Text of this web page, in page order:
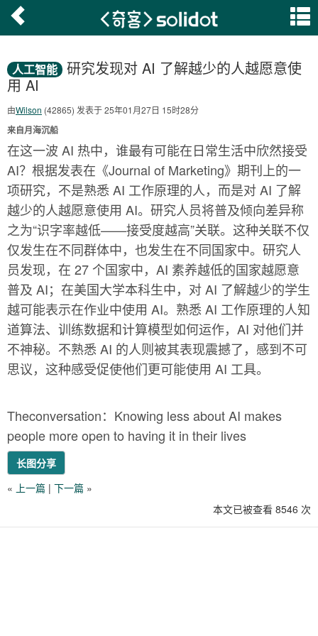
人工智能 研究发现对 AI 了解越少的人越愿意使
用 AI
由Wilson (42865) 发表于 25年01月27日 15时28分
来自月海沉船
在这一波 AI 热中，谁最有可能在日常生活中欣然接受
AI？根据发表在《Journal of Marketing》期刊上的一
项研究，不是熟悉 AI 工作原理的人，而是对 AI 了解
越少的人越愿意使用 AI。研究人员将普及倾向差异称
之为“识字率越低——接受度越高”关联。这种关联不仅
仅发生在不同群体中，也发生在不同国家中。研究人
员发现，在 27 个国家中，AI 素养越低的国家越愿意
普及 AI；在美国大学本科生中，对 AI 了解越少的学生
越可能表示在作业中使用 AI。熟悉 AI 工作原理的人知
道算法、训练数据和计算模型如何运作，AI 对他们并
不神秘。不熟悉 AI 的人则被其表现震撼了，感到不可
思议，这种感受促使他们更可能使用 AI 工具。
Theconversation：Knowing less about AI makes
people more open to having it in their lives
长图分享
« 上一篇 | 下一篇 »
本文已被查看 8546 次